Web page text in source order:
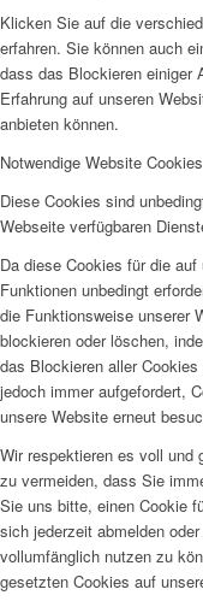
Klicken Sie auf die
erfahren. Sie können auch
dass das Blockieren einiger
Erfahrung auf unseren
anbieten können.
Notwendige Website Cookies
Diese Cookies sind
Webseite verfügbaren
Da diese Cookies für die
Funktionen unbedingt
die Funktionsweise unserer
blockieren oder löschen,
das Blockieren aller
jedoch immer aufgefordert,
unsere Website erneut
Wir respektieren es voll und
zu vermeiden, dass Sie
Sie uns bitte, einen Cookie
sich jederzeit abmelden
vollumfänglich nutzen zu
gesetzten Cookies auf